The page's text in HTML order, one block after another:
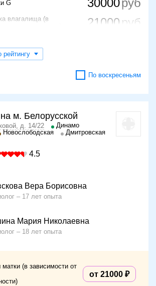
G 30000
влагалища (в
сложности)
21000
45000
рейтингу
По воскресеньям
м. Белорусской
д. 14/22
Динамо
Новослободская
Дмитровская
4.5
Вера Борисовна
17 лет опыта
Мария Николаевна
18 лет опыта
(в зависимости от
от 21000